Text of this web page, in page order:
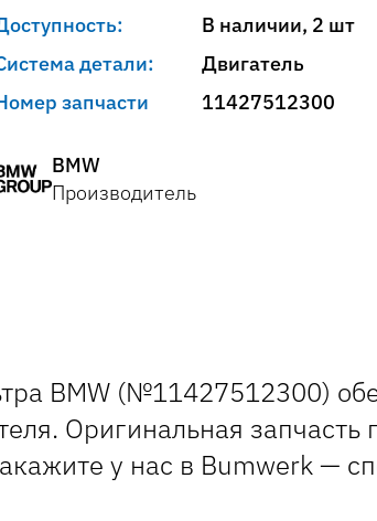
В наличии, 2 шт
детали:
Двигатель
запчасти
11427512300
BMW
Производитель
BMW (№11427512300)
Оригинальная
у нас в Bumwerk —